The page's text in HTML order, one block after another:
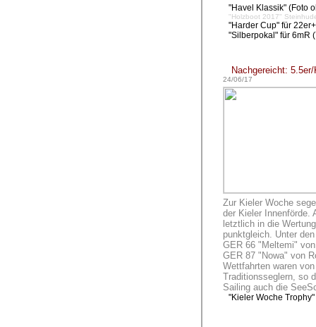
"Havel Klassik" (Foto
"Holzboot 2017"
"Harder Cup" für
"Silberpokal" für 6mR
Nachgereicht:
24/06/17
Zur Kieler Woche
der Kieler Innenförde.
letztlich in die
punktgleich. Unter
GER 66 "Meltemi"
GER 87 "Nowa" von
Wettfahrten waren
Traditionsseglern, so
Sailing auch die
"Kieler Woche